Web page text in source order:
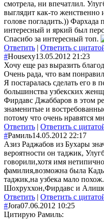
смотрела, ни впечатлил.
выглядит как-то женственно
голове погладить.))
интересный и яркий был
Спасибо за интересный топ.
Ответить | Ответить с
#Housexy13.05.2012 21:23
Хочу еще раз выразить
Очень рада, что вам
Я постаралась сделать его в
большинства узбекских
Фирдавс Джаббаров в этом
знаменитые и
потому что очень нравятся
Ответить | Ответить с
#Рамиль14.05.2012 22:17
Азиз Раджабов из Бухары
вероятности он таджик,
говорили,хотя имя
фамилия,возможна была
таджик,на узбека мало
Шохруххон,Фирдавс и
Ответить | Ответить с
#Jora07.06.2012 10:25
Цитирую Рамиль: